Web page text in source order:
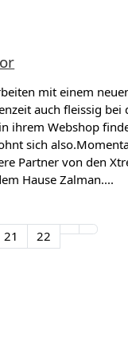
mit einem
auch fleissig
ihrem Webshop
sich
Partner von den
Hause Zalman....
21 22